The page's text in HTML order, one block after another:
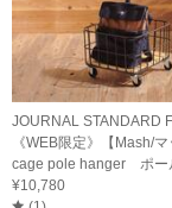
《WEB限定》【Mash/
cage pole hanger ポー
¥10,780